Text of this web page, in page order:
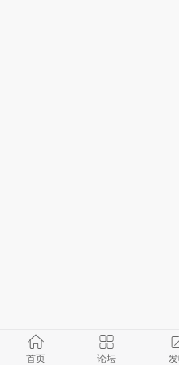
首页 论坛